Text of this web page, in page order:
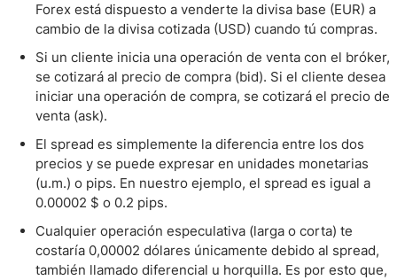
Forex está dispuesto a venderte la divisa base (EUR) a
cambio de la divisa cotizada (USD) cuando tú compras.
Si un cliente inicia una operación de venta con el bróker,
se cotizará al precio de compra (bid). Si el cliente desea
iniciar una operación de compra, se cotizará el precio de
venta (ask).
El spread es simplemente la diferencia entre los dos
precios y se puede expresar en unidades monetarias
(u.m.) o pips. En nuestro ejemplo, el spread es igual a
0.00002 $ o 0.2 pips.
Cualquier operación especulativa (larga o corta) te
costaría 0,00002 dólares únicamente debido al spread,
también llamado diferencial u horquilla. Es por esto que,